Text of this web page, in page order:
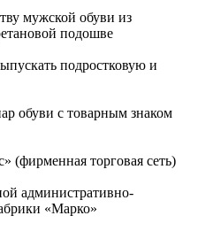
мужской обуви из
подошве
подростковую и
обуви с товарным знаком
(фирменная торговая сеть)
административно-
«Марко»